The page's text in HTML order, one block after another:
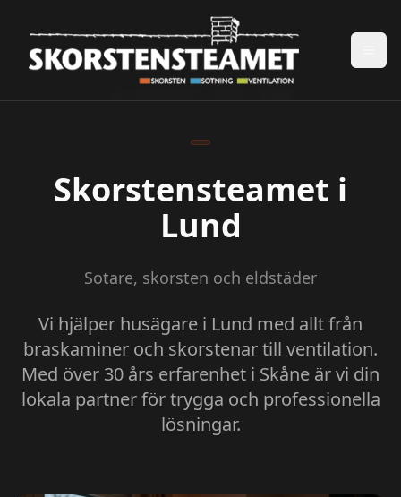
Skorstensteamet i
Lund
Sotare, skorsten och eldstäder
Vi hjälper husägare i Lund med allt från
braskaminer och skorstenar till ventilation.
Med över 30 års erfarenhet i Skåne är vi din
lokala partner för trygga och professionella
lösningar.